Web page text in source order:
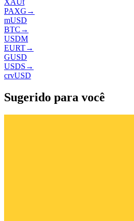
XAUt
PAXG →
mUSD
BTC →
USDM
EURT→
GUSD
USDS →
crvUSD
Sugerido para você